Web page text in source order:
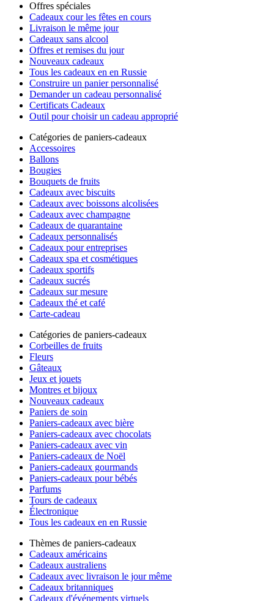
Offres spéciales
Cadeaux cour les fêtes en cours
Livraison le même jour
Cadeaux sans alcool
Offres et remises du jour
Nouveaux cadeaux
Tous les cadeaux en en Russie
Construire un panier personnalisé
Demander un cadeau personnalisé
Certificats Cadeaux
Outil pour choisir un cadeau approprié
Catégories de paniers-cadeaux
Accessoires
Ballons
Bougies
Bouquets de fruits
Cadeaux avec biscuits
Cadeaux avec boissons alcolisées
Cadeaux avec champagne
Cadeaux de quarantaine
Cadeaux personnalisés
Cadeaux pour entreprises
Cadeaux spa et cosmétiques
Cadeaux sportifs
Cadeaux sucrés
Cadeaux sur mesure
Cadeaux thé et café
Carte-cadeau
Catégories de paniers-cadeaux
Corbeilles de fruits
Fleurs
Gâteaux
Jeux et jouets
Montres et bijoux
Nouveaux cadeaux
Paniers de soin
Paniers-cadeaux avec bière
Paniers-cadeaux avec chocolats
Paniers-cadeaux avec vin
Paniers-cadeaux de Noël
Paniers-cadeaux gourmands
Paniers-cadeaux pour bébés
Parfums
Tours de cadeaux
Électronique
Tous les cadeaux en en Russie
Thèmes de paniers-cadeaux
Cadeaux américains
Cadeaux australiens
Cadeaux avec livraison le jour même
Cadeaux britanniques
Cadeaux d'événements virtuels